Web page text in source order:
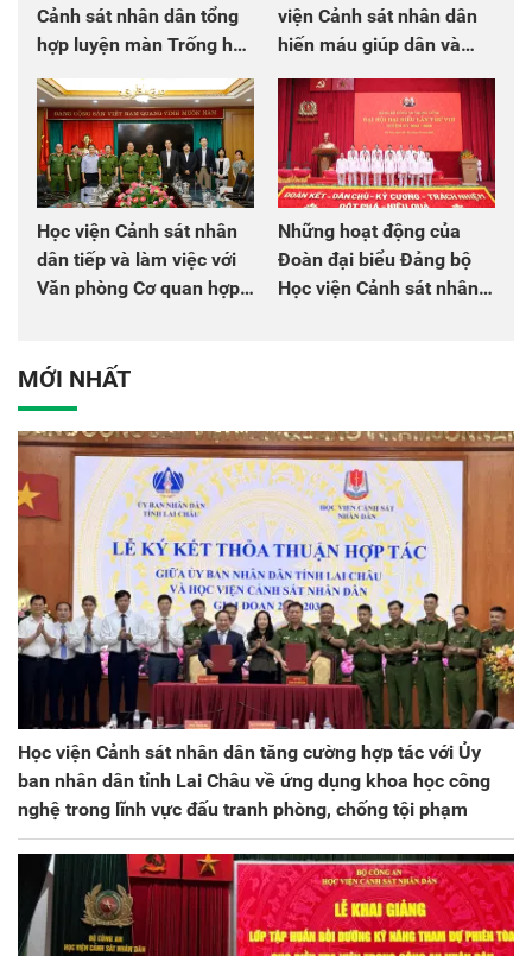
Cảnh sát nhân dân tổng
hợp luyện màn Trống hội
viện Cảnh sát nhân dân
hiến máu giúp dân và
Học viện Cảnh sát nhân
dân tiếp và làm việc với
Văn phòng Cơ quan hợp
Những hoạt động của
Đoàn đại biểu Đảng bộ
Học viện Cảnh sát nhân
MỚI NHẤT
Học viện Cảnh sát nhân dân tăng cường hợp tác với Ủy
ban nhân dân tỉnh Lai Châu về ứng dụng khoa học công
nghệ trong lĩnh vực đấu tranh phòng, chống tội phạm